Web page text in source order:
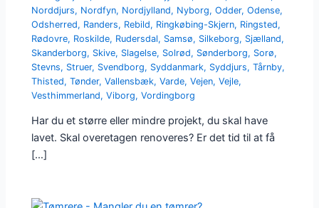
Norddjurs, Nordfyn, Nordjylland, Nyborg,Odder,Odense,
Odsherred, Randers, Rebild, Ringkøbing-Skjern, Ringsted,
Rødovre, Roskilde, Rudersdal, Samsø, Silkeborg, Sjælland,
Skanderborg, Skive, Slagelse, Solrød, Sønderborg, Sorø,
Stevns, Struer, Svendborg, Syddanmark, Syddjurs,Tårnby,
Thisted,Tønder,Vallensbæk,Varde,Vejen,Vejle,
Vesthimmerland,Viborg,Vordingborg
Har du et større eller mindre projekt, du skal have
lavet. Skal overetagen renoveres? Er det tid til at få
[…]